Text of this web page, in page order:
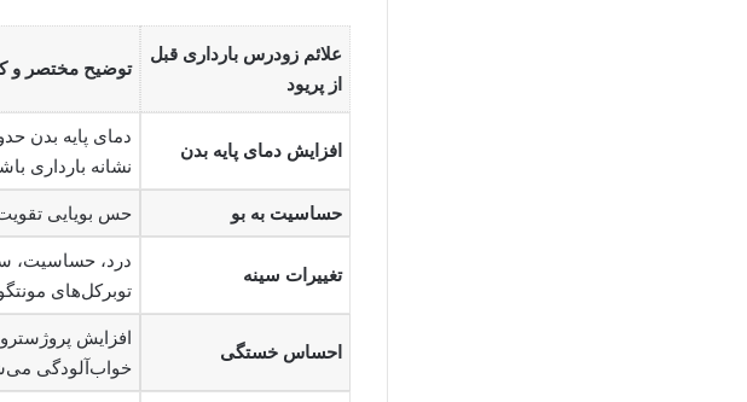
علائم زودرس بارداری قبل
از پریود
توضیح مختصر و
افزایش دمای پایه بدن
نشانه بارداری
حساسیت به بو حس بویایی
تغییرات سینه
درد، حساسیت،
توبرکل‌های
احساس خستگی
افزایش
خواب‌آلودگی